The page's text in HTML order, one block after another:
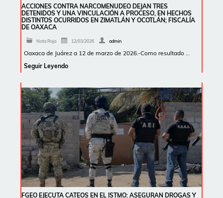
ACCIONES CONTRA NARCOMENUDEO DEJAN TRES
DETENIDOS Y UNA VINCULACIÓN A PROCESO, EN HECHOS
DISTINTOS OCURRIDOS EN ZIMATLÁN Y OCOTLÁN; FISCALÍA
DE OAXACA
Nota Roja 12/03/2026 admin
Oaxaca de Juárez a 12 de marzo de 2026.-Como resultado …
Seguir Leyendo
FGEO EJECUTA CATEOS EN EL ISTMO: ASEGURAN DROGAS Y